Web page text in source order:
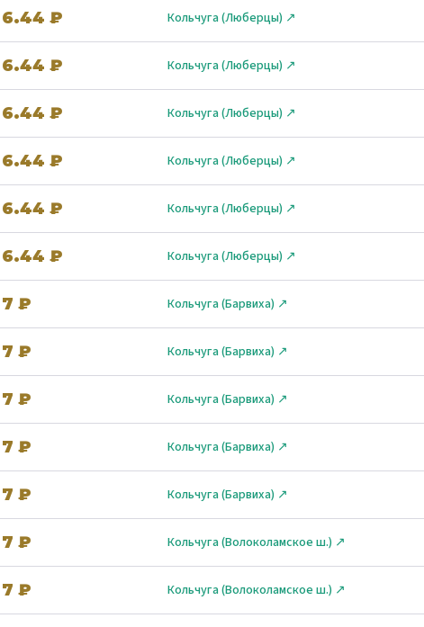
6.44 ₽ Кольчуга (Люберцы) ↗
6.44 ₽ Кольчуга (Люберцы) ↗
6.44 ₽ Кольчуга (Люберцы) ↗
6.44 ₽ Кольчуга (Люберцы) ↗
6.44 ₽ Кольчуга (Люберцы) ↗
6.44 ₽ Кольчуга (Люберцы) ↗
7 ₽ Кольчуга (Барвиха) ↗
7 ₽ Кольчуга (Барвиха) ↗
7 ₽ Кольчуга (Барвиха) ↗
7 ₽ Кольчуга (Барвиха) ↗
7 ₽ Кольчуга (Барвиха) ↗
7 ₽ Кольчуга (Волоколамское ш.) ↗
7 ₽ Кольчуга (Волоколамское ш.) ↗